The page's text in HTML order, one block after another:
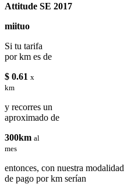
Attitude SE 2017
miituo
Si tu tarifa
por km es de
$ 0.61 x
km
y recorres un
aproximado de
300km al
mes
entonces, con nuestra modalidad
de pago por km serían